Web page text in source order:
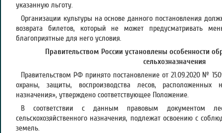
указанную льготу.
Организации культуры на основе данного постановления
возврата билетов, который не может предусматривать
благоприятные для него условия.
Правительством России установлены особенности
сельхозназначения
Правительством РФ принято постановление от 21.09.2020 №
охраны, защиты, воспроизводства лесов, расположенных
назначения», утверждено соответствующее Положение.
В соответствии с данным правовым документом
сельскохозяйственного назначения, подлежат освоению с
земель.